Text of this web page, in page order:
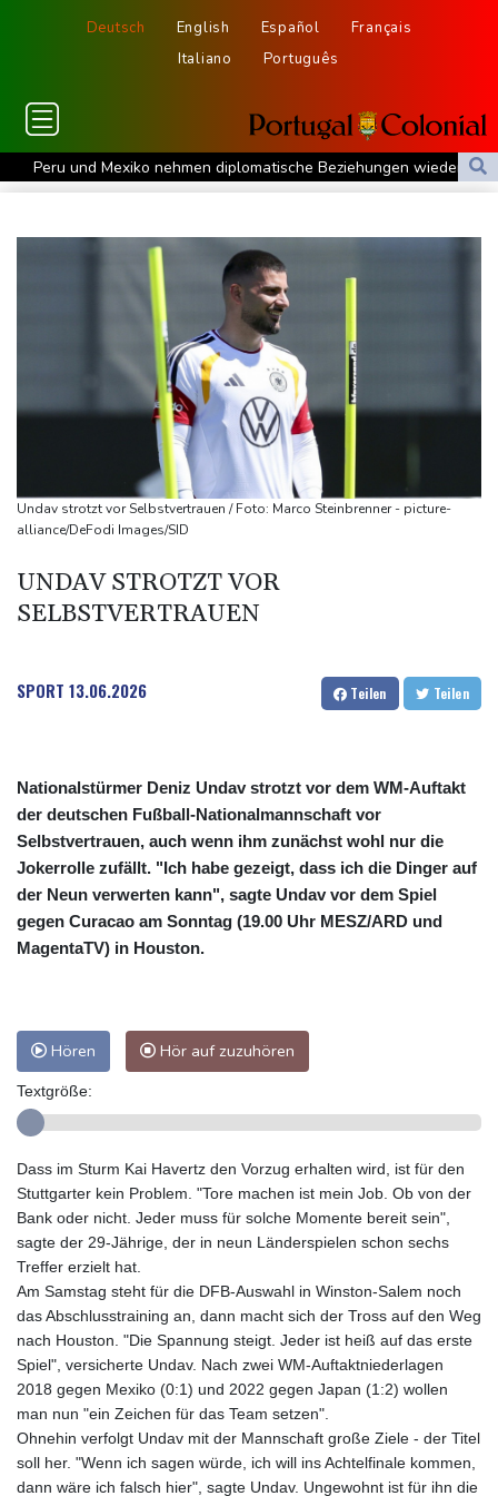
Deutsch English Español
Français
Italiano
Português
Peru und Mexiko nehmen diplomatische Beziehungen wieder auf
"Steile Lernkurve": Kretschmann lobt Amtsführung von Merz
Saudi-Arabien, Türkei und Pakistan schließen inmitten von Iran-
Krieg Verteidigungsabkommen
Polizei entdeckt Cannabisplantage mit mehr als 900 Pflanzen in
Kerpen - Festnahme
Xiaomi Skynomad: N70 und N90 erhöhen den Druck auf Europas
SUV-Markt
Sicherheitskreise vermuten russische Kampagne hinter
Falschvideo zu Merz-Rücktritt
Papst Leo XIV. will bei Frankreich-Besuch Missbrauchsopfer
treffen
Nationaler Sicherheitsrat mit Merz tagt zu Drohnenvorfall in
Leipzig
Undav strotzt vor Selbstvertrauen / Foto: Marco Steinbrenner - picture-
alliance/DeFodi Images/SID
UNDAV STROTZT VOR
SELBSTVERTRAUEN
SPORT 13.06.2026 Teilen Teilen
Nationalstürmer Deniz Undav strotzt vor dem WM-Auftakt
der deutschen Fußball-Nationalmannschaft vor
Selbstvertrauen, auch wenn ihm zunächst wohl nur die
Jokerrolle zufällt. "Ich habe gezeigt, dass ich die Dinger auf
der Neun verwerten kann", sagte Undav vor dem Spiel
gegen Curacao am Sonntag (19.00 Uhr MESZ/ARD und
MagentaTV) in Houston.
Hören Hör auf zuzuhören
Textgröße:
Dass im Sturm Kai Havertz den Vorzug erhalten wird, ist für den
Stuttgarter kein Problem. "Tore machen ist mein Job. Ob von der
Bank oder nicht. Jeder muss für solche Momente bereit sein",
sagte der 29-Jährige, der in neun Länderspielen schon sechs
Treffer erzielt hat.
Am Samstag steht für die DFB-Auswahl in Winston-Salem noch
das Abschlusstraining an, dann macht sich der Tross auf den Weg
nach Houston. "Die Spannung steigt. Jeder ist heiß auf das erste
Spiel", versicherte Undav. Nach zwei WM-Auftaktniederlagen
2018 gegen Mexiko (0:1) und 2022 gegen Japan (1:2) wollen
man nun "ein Zeichen für das Team setzen".
Ohnehin verfolgt Undav mit der Mannschaft große Ziele - der Titel
soll her. "Wenn ich sagen würde, ich will ins Achtelfinale kommen,
dann wäre ich falsch hier", sagte Undav. Ungewohnt ist für ihn die